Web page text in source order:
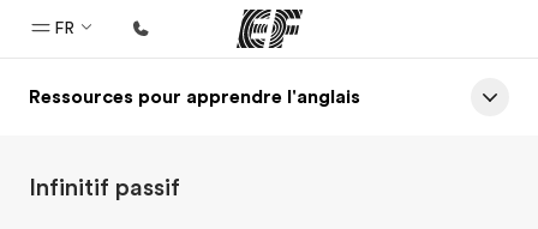
FR
Accueil
Programmes
Ressources pour apprendre l'anglais
Infinitif passif